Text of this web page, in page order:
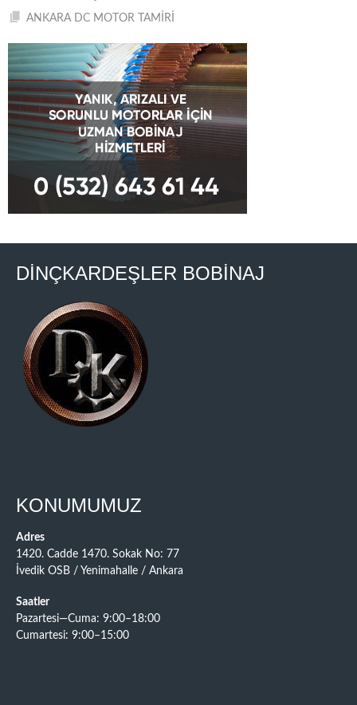
ANKARA DC MOTOR TAMİRİ
DİNÇKARDEŞLER BOBİNAJ
KONUMUMUZ
Adres
1420. Cadde 1470. Sokak No: 77
İvedik OSB / Yenimahalle / Ankara
Saatler
Pazartesi—Cuma: 9:00–18:00
Cumartesi: 9:00–15:00